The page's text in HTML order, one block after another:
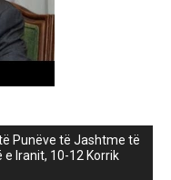
Punëve të Jashtme të
Iranit, 10-12 Korrik